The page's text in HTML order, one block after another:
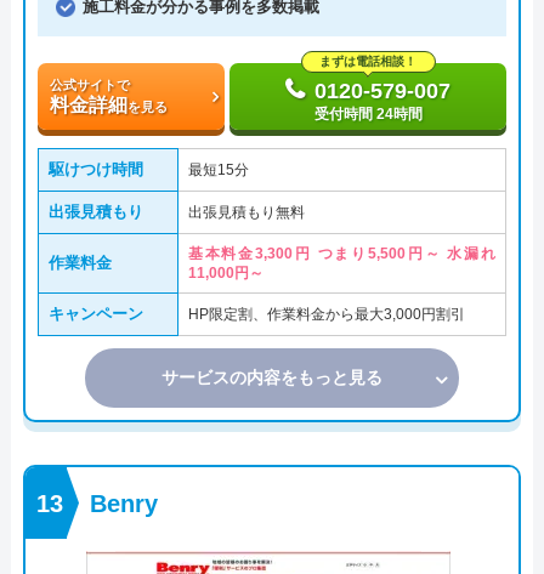
施工料金が分かる事例を多数掲載
公式サイトで
料金詳細を見る
まずは電話相談！
0120-579-007
受付時間 24時間
駆けつけ時間 最短15分
出張見積もり 出張見積もり無料
作業料金
基本料金3,300円 つまり5,500円～ 水漏れ
11,000円～
キャンペーン HP限定割、作業料金から最大3,000円割引
サービスの内容をもっと見る
Benry